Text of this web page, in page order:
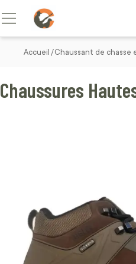
Allez au contenu
Basculer la navigation
Accueil Chaussant de chasse
Chaussures